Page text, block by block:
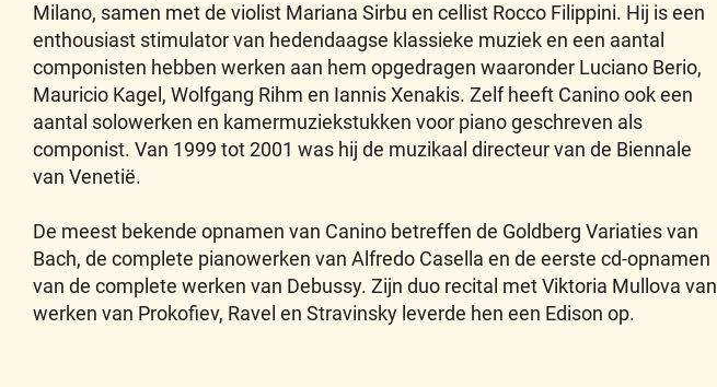
Milano, samen met de violist Mariana Sirbu en cellist Rocco Filippini. Hij is een
enthousiast stimulator van hedendaagse klassieke muziek en een aantal
componisten hebben werken aan hem opgedragen waaronder Luciano Berio,
Mauricio Kagel, Wolfgang Rihm en Iannis Xenakis. Zelf heeft Canino ook een
aantal solowerken en kamermuziekstukken voor piano geschreven als
componist. Van 1999 tot 2001 was hij de muzikaal directeur van de Biennale
van Venetië.
De meest bekende opnamen van Canino betreffen de Goldberg Variaties van
Bach, de complete pianowerken van Alfredo Casella en de eerste cd-opnamen
van de complete werken van Debussy. Zijn duo recital met Viktoria Mullova van
werken van Prokofiev, Ravel en Stravinsky leverde hen een Edison op.